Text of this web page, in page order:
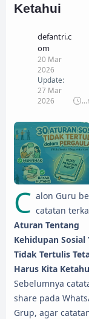
Ketahui
defantri.c
om
20 Mar
2026
Update:
27 Mar
2026
...
C alon Guru
catatan
Aturan Tentang
Kehidupan Sosial
Tidak Tertulis
Harus Kita
Sebelumnya
share pada
Grup, agar